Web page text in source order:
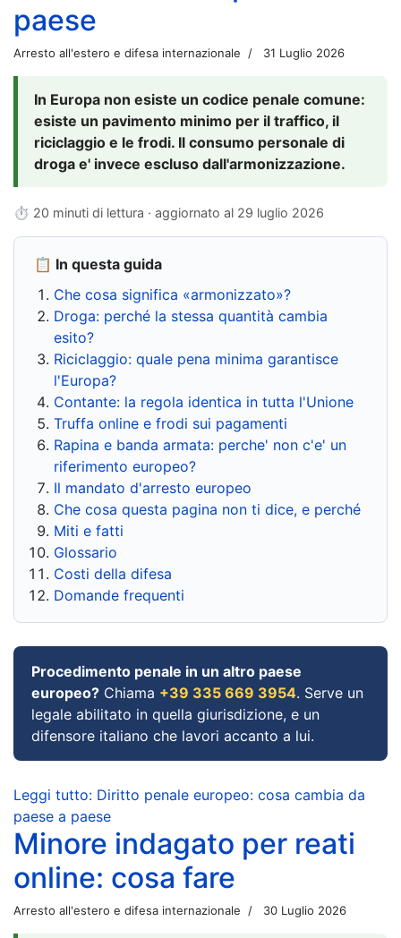
paese
Arresto all'estero e difesa internazionale 31 Luglio 2026
In Europa non esiste un codice penale comune:
esiste un pavimento minimo per il traffico, il
riciclaggio e le frodi. Il consumo personale di
droga e' invece escluso dall'armonizzazione.
⏱ 20 minuti di lettura · aggiornato al 29 luglio 2026
📋 In questa guida
Che cosa significa «armonizzato»?
Droga: perché la stessa quantità cambia
esito?
Riciclaggio: quale pena minima garantisce
l'Europa?
Contante: la regola identica in tutta l'Unione
Truffa online e frodi sui pagamenti
Rapina e banda armata: perche' non c'e' un
riferimento europeo?
Il mandato d'arresto europeo
Che cosa questa pagina non ti dice, e perché
Miti e fatti
Glossario
Costi della difesa
Domande frequenti
Procedimento penale in un altro paese
europeo? Chiama +39 335 669 3954. Serve un
legale abilitato in quella giurisdizione, e un
difensore italiano che lavori accanto a lui.
Leggi tutto: Diritto penale europeo: cosa cambia da
paese a paese
Minore indagato per reati
online: cosa fare
Arresto all'estero e difesa internazionale 30 Luglio 2026